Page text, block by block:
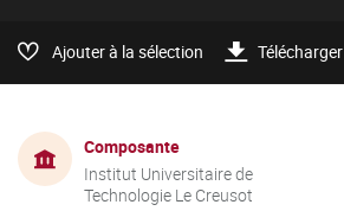
Ajouter à la sélection Télécharger
Composante
Institut Universitaire de
Technologie Le Creusot